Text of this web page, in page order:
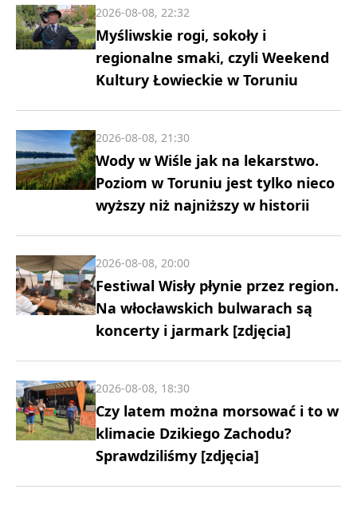
Myśliwskie rogi, sokoły i
regionalne smaki, czyli Weekend
Kultury Łowieckie w Toruniu
2026-08-08, 22:32
Wody w Wiśle jak na lekarstwo.
Poziom w Toruniu jest tylko nieco
wyższy niż najniższy w historii
2026-08-08, 21:30
Festiwal Wisły płynie przez region.
Na włocławskich bulwarach są
koncerty i jarmark [zdjęcia]
2026-08-08, 20:00
Czy latem można morsować i to w
klimacie Dzikiego Zachodu?
Sprawdziliśmy [zdjęcia]
2026-08-08, 18:30